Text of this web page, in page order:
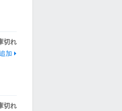
切れ
加
切れ